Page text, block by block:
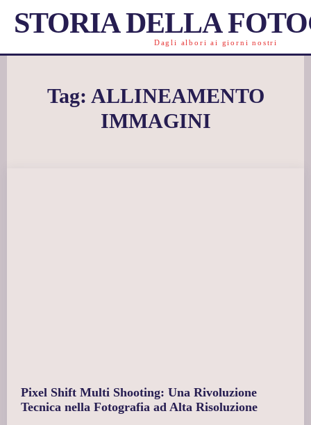
STORIA DELLA
Dagli albori ai giorni nostri
Tag: ALLINEAMENTO
IMMAGINI
Pixel Shift Multi Shooting: Una Rivoluzione
Tecnica nella Fotografia ad Alta Risoluzione